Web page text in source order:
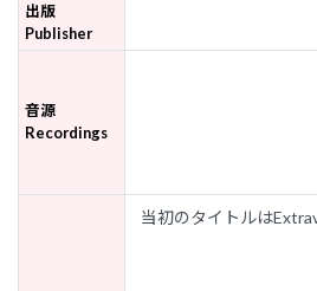
出版
Publisher
音源
Recordings